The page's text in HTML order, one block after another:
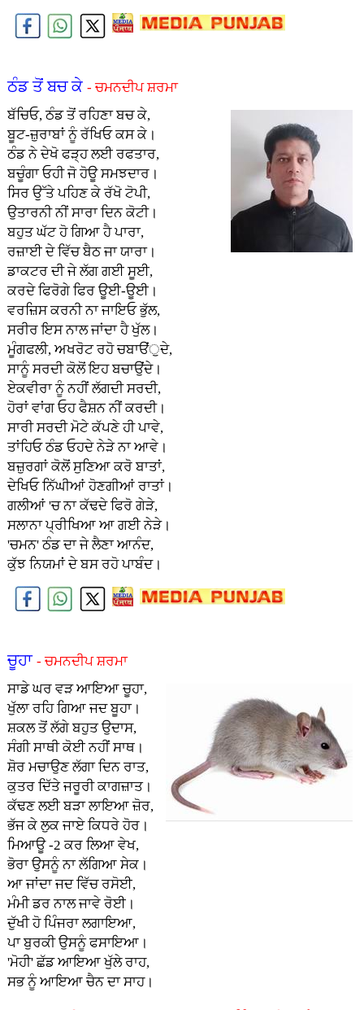
ਠੰਡ ਤੋਂ ਬਚ ਕੇ - ਚਮਨਦੀਪ ਸ਼ਰਮਾ
ਬੱਚਿਓ, ਠੰਡ ਤੋਂ ਰਹਿਣਾ ਬਚ ਕੇ,
ਬੂਟ-ਜ਼ੁਰਾਬਾਂ ਨੂੰ ਰੱਖਿਓ ਕਸ ਕੇ।
ਠੰਡ ਨੇ ਦੇਖੋ ਫੜ੍ਹ ਲਈ ਰਫਤਾਰ,
ਬਚੂੰਗਾ ਓਹੀ ਜੋ ਹੋਊ ਸਮਝਦਾਰ।
ਸਿਰ ਉੱਤੇ ਪਹਿਣ ਕੇ ਰੱਖੋ ਟੋਪੀ,
ਉਤਾਰਨੀ ਨੀਂ ਸਾਰਾ ਦਿਨ ਕੋਟੀ।
ਬਹੁਤ ਘੱਟ ਹੋ ਗਿਆ ਹੈ ਪਾਰਾ,
ਰਜ਼ਾਈ ਦੇ ਵਿੱਚ ਬੈਠ ਜਾ ਯਾਰਾ।
ਡਾਕਟਰ ਦੀ ਜੇ ਲੱਗ ਗਈ ਸੂਈ,
ਕਰਦੇ ਫਿਰੋਗੇ ਫਿਰ ਊਈ-ਊਈ।
ਵਰਜ਼ਿਸ ਕਰਨੀ ਨਾ ਜਾਇਓ ਭੁੱਲ,
ਸਰੀਰ ਇਸ ਨਾਲ ਜਾਂਦਾ ਹੈ ਖੁੱਲ।
ਮੂੰਗਫਲੀ, ਅਖਰੋਟ ਰਹੋ ਚਬਾੳਂੁਦੇ,
ਸਾਨੂੰ ਸਰਦੀ ਕੋਲੋਂ ਇਹ ਬਚਾਉਂਦੇ।
ਏਕਵੀਰਾ ਨੂੰ ਨਹੀਂ ਲੱਗਦੀ ਸਰਦੀ,
ਹੋਰਾਂ ਵਾਂਗ ਓਹ ਫੈਸ਼ਨ ਨੀਂ ਕਰਦੀ।
ਸਾਰੀ ਸਰਦੀ ਮੋਟੇ ਕੱਪਣੇ ਹੀ ਪਾਵੇ,
ਤਾਂਹਿਓ ਠੰਡ ਓਹਦੇ ਨੇੜੇ ਨਾ ਆਵੇ।
ਬਜ਼ੁਰਗਾਂ ਕੋਲੋਂ ਸੁਣਿਆ ਕਰੋ ਬਾਤਾਂ,
ਦੇਖਿਓ ਨਿੱਘੀਆਂ ਹੋਣਗੀਆਂ ਰਾਤਾਂ।
ਗਲੀਆਂ 'ਚ ਨਾ ਕੱਢਦੇ ਫਿਰੋ ਗੇੜੇ,
ਸਲਾਨਾ ਪ੍ਰੀਖਿਆ ਆ ਗਈ ਨੇੜੇ।
'ਚਮਨ' ਠੰਡ ਦਾ ਜੇ ਲੈਣਾ ਆਨੰਦ,
ਕੁੱਝ ਨਿਯਮਾਂ ਦੇ ਬਸ ਰਹੋ ਪਾਬੰਦ।
ਚੂਹਾ - ਚਮਨਦੀਪ ਸ਼ਰਮਾ
ਸਾਡੇ ਘਰ ਵੜ ਆਇਆ ਚੂਹਾ,
ਖੁੱਲਾ ਰਹਿ ਗਿਆ ਜਦ ਬੂਹਾ।
ਸ਼ਕਲ ਤੋਂ ਲੱਗੇ ਬਹੁਤ ਉਦਾਸ,
ਸੰਗੀ ਸਾਥੀ ਕੋਈ ਨਹੀਂ ਸਾਥ।
ਸ਼ੋਰ ਮਚਾਉਣ ਲੱਗਾ ਦਿਨ ਰਾਤ,
ਕੁਤਰ ਦਿੱਤੇ ਜਰੂਰੀ ਕਾਗਜ਼ਾਤ।
ਕੱਢਣ ਲਈ ਬੜਾ ਲਾਇਆ ਜ਼ੋਰ,
ਭੱਜ ਕੇ ਲੁਕ ਜਾਏ ਕਿਧਰੇ ਹੋਰ।
ਮਿਆਊ -2 ਕਰ ਲਿਆ ਵੇਖ,
ਭੋਰਾ ਉਸਨੂੰ ਨਾ ਲੱਗਿਆ ਸੇਕ।
ਆ ਜਾਂਦਾ ਜਦ ਵਿੱਚ ਰਸੋਈ,
ਮੰਮੀ ਡਰ ਨਾਲ ਜਾਵੇ ਰੋਈ।
ਦੁੱਖੀ ਹੋ ਪਿੰਜਰਾ ਲਗਾਇਆ,
ਪਾ ਬੁਰਕੀ ਉਸਨੂੰ ਫਸਾਇਆ।
'ਮੋਹੀ' ਛੱਡ ਆਇਆ ਖੁੱਲੇ ਰਾਹ,
ਸਭ ਨੂੰ ਆਇਆ ਚੈਨ ਦਾ ਸਾਹ।